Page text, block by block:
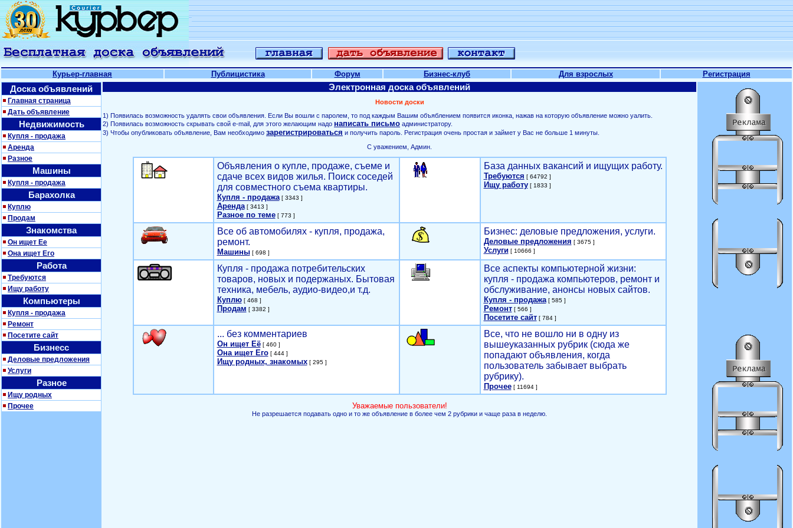
Курьер-главная Публицистика Форум Бизнес-клуб Для взрослых Регистрация
Доска объявлений
Главная страница
Дать объявление
Недвижимость
Купля - продажа
Аренда
Разное
Машины
Купля - продажа
Барахолка
Куплю
Продам
Знакомства
Он ищет Ее
Она ищет Его
Работа
Требуются
Ищу работу
Компьютеры
Купля - продажа
Ремонт
Посетите сайт
Бизнесс
Деловые предложения
Услуги
Разное
Ищу родных
Прочее
Электронная доска объявлений
Новости доски
1) Появилась возможность удалять свои объявления. Если Вы вошли с паролем, то под каждым Вашим объяблением появится иконка, нажав на которую объявление можно уалить.
2) Появилась возможность скрывать свой е-mail, для этого желающим надо написать письмо администратору.
3) Чтобы опубликовать объявление, Вам необходимо зарегистрироваться и получить пароль. Регистрация очень простая и займет у Вас не больше 1 минуты.
С уважением, Админ.
Объявления о купле, продаже, съеме и
сдаче всех видов жилья. Поиск соседей
для совместного съема квартиры.
Купля - продажа[ 3343 ]
Аренда[ 3413 ]
Разное по теме[ 773 ]
База данных вакансий и ищущих работу.
Требуются [ 64792 ]
Ищу работу[ 1833 ]
Все об автомобилях - купля, продажа,
ремонт.
Машины[ 698 ]
Бизнес: деловые предложения, услуги.
Деловые предложения [ 3675 ]
Услуги[ 10666 ]
Купля - продажа потребительских
товаров, новых и подержаных. Бытовая
техника, мебель, аудио-видео,и т.д.
Куплю[ 468 ]
Продам [ 3382 ]
Все аспекты компьютерной жизни:
купля - продажа компьютеров, ремонт и
обслуживание, анонсы новых сайтов.
Купля - продажа[ 585 ]
Ремонт[ 566 ]
Посетите сайт[ 784 ]
... без комментариев
Он ищет Её[ 460 ]
Она ищет Его[ 444 ]
Ищу родных, знакомых[ 295 ]
Все, что не вошло ни в одну из
вышеуказанных рубрик (сюда же
попадают объявления, когда
пользователь забывает выбрать
рубрику).
Прочее[ 11694 ]
Уважаемые пользователи!
Не разрешается подавать одно и то же объявление в более чем 2 рубрики и чаще раза в неделю.